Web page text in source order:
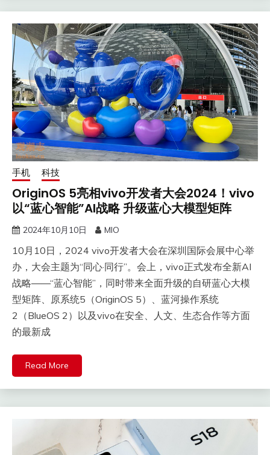
手机 科技
OriginOS 5亮相vivo开发者大会2024！vivo
以“蓝心智能”AI战略 升级蓝心大模型矩阵
2024年10月10日 MIO
​10月10日，2024 vivo开发者大会在深圳国际会展中心举
办，大会主题为“同心·同行”。会上，vivo正式发布全新AI
战略——“蓝心智能”，同时带来全面升级的自研蓝心大模
型矩阵、原系统5（OriginOS 5）、蓝河操作系统
2（BlueOS 2）以及vivo在安全、人文、生态合作等方面
的最新成
Read More